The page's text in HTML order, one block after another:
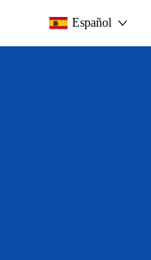
Español